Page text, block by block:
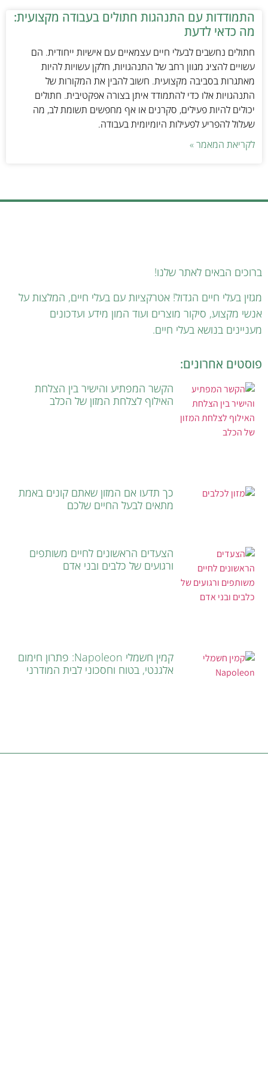
התמודדות עם התנהגות חתולים בעבודה מקצועית:
מה כדאי לדעת
חתולים נחשבים לבעלי חיים עצמאיים עם אישיות ייחודית. הם
עשויים להציג מגוון רחב של התנהגויות, חלקן עשויות להיות
מאתגרות בסביבה מקצועית. חשוב להבין את המקורות של
התנהגויות אלו כדי להתמודד איתן בצורה אפקטיבית. חתולים
יכולים להיות פעילים, סקרנים או אף מחפשים תשומת לב, מה
שעלול להפריע לפעילות היומיומית בעבודה.
לקריאת המאמר »
ברוכים הבאים לאתר שלנו!
מגזין בעלי חיים הגדול! אטרקציות עם בעלי חיים, המלצות על
אנשי מקצוע, סיקור מוצרים ועוד המון מידע ועדכונים
מעניינים בנושא בעלי חיים.
פוסטים אחרונים:
הקשר המפתיע והישיר בין הצלחת
האילוף לצלחת המזון של הכלב
כך תדעו אם המזון שאתם קונים באמת
מתאים לבעל החיים שלכם
הצעדים הראשונים לחיים משותפים
ורגועים של כלבים ובני אדם
קמין חשמלי Napoleon: פתרון חימום
אלגנטי, בטוח וחסכוני לבית המודרני